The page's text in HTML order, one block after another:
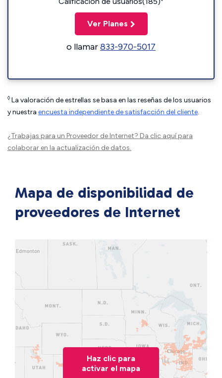
Ver Planes
o llamar833-970-5017
◊ La valoración de estrellas se basa en las reseñas de los usuarios
y nuestra encuesta independiente de satisfacción del cliente.
¿Trabajas para un Proveedor de Internet? Da clic aquípara
colaborar en la actualización de datos.
Mapa de disponibilidad de
proveedores de Internet
Haz clic para
activar el mapa